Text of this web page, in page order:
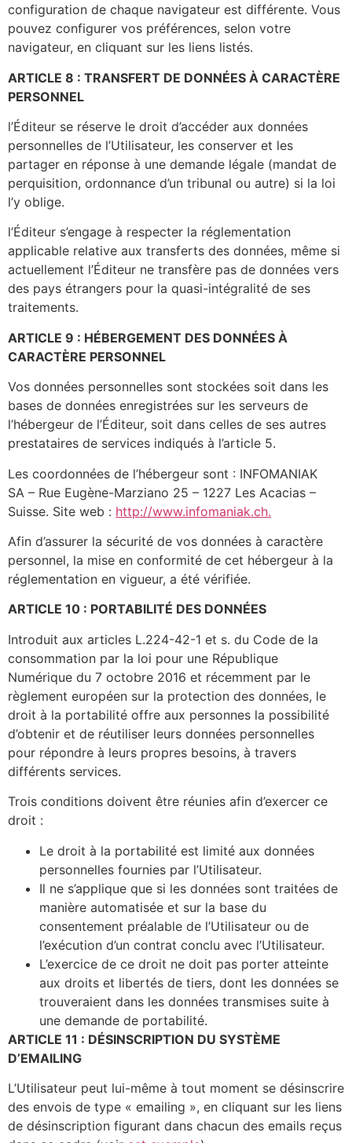
configuration de chaque navigateur est différente. Vous
pouvez configurer vos préférences, selon votre
navigateur, en cliquant sur les liens listés.
ARTICLE 8 : TRANSFERT DE DONNÉES À CARACTÈRE
PERSONNEL
l’Éditeur se réserve le droit d’accéder aux données
personnelles de l’Utilisateur, les conserver et les
partager en réponse à une demande légale (mandat de
perquisition, ordonnance d’un tribunal ou autre) si la loi
l’y oblige.
l’Éditeur s’engage à respecter la réglementation
applicable relative aux transferts des données, même si
actuellement l’Éditeur ne transfère pas de données vers
des pays étrangers pour la quasi-intégralité de ses
traitements.
ARTICLE 9 : HÉBERGEMENT DES DONNÉES À
CARACTÈRE PERSONNEL
Vos données personnelles sont stockées soit dans les
bases de données enregistrées sur les serveurs de
l’hébergeur de l’Éditeur, soit dans celles de ses autres
prestataires de services indiqués à l’article 5.
Les coordonnées de l’hébergeur sont : INFOMANIAK
SA – Rue Eugène-Marziano 25 – 1227 Les Acacias –
Suisse. Site web : http://www.infomaniak.ch.
Afin d’assurer la sécurité de vos données à caractère
personnel, la mise en conformité de cet hébergeur à la
réglementation en vigueur, a été vérifiée.
ARTICLE 10 : PORTABILITÉ DES DONNÉES
Introduit aux articles L.224-42-1 et s. du Code de la
consommation par la loi pour une République
Numérique du 7 octobre 2016 et récemment par le
règlement européen sur la protection des données, le
droit à la portabilité offre aux personnes la possibilité
d’obtenir et de réutiliser leurs données personnelles
pour répondre à leurs propres besoins, à travers
différents services.
Trois conditions doivent être réunies afin d’exercer ce
droit :
Le droit à la portabilité est limité aux données
personnelles fournies par l’Utilisateur.
Il ne s’applique que si les données sont traitées de
manière automatisée et sur la base du
consentement préalable de l’Utilisateur ou de
l’exécution d’un contrat conclu avec l’Utilisateur.
L’exercice de ce droit ne doit pas porter atteinte
aux droits et libertés de tiers, dont les données se
trouveraient dans les données transmises suite à
une demande de portabilité.
ARTICLE 11 : DÉSINSCRIPTION DU SYSTÈME
D’EMAILING
L’Utilisateur peut lui-même à tout moment se désinscrire
des envois de type « emailing », en cliquant sur les liens
de désinscription figurant dans chacun des emails reçus